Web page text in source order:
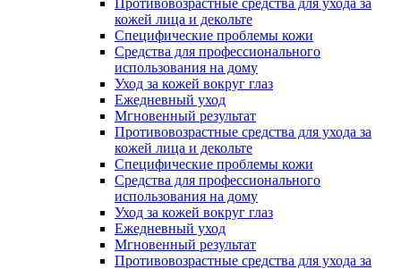
Противовозрастные средства для ухода за
кожей лица и декольте
Специфические проблемы кожи
Средства для профессионального
использования на дому
Уход за кожей вокруг глаз
Ежедневный уход
Мгновенный результат
Противовозрастные средства для ухода за
кожей лица и декольте
Специфические проблемы кожи
Средства для профессионального
использования на дому
Уход за кожей вокруг глаз
Ежедневный уход
Мгновенный результат
Противовозрастные средства для ухода за